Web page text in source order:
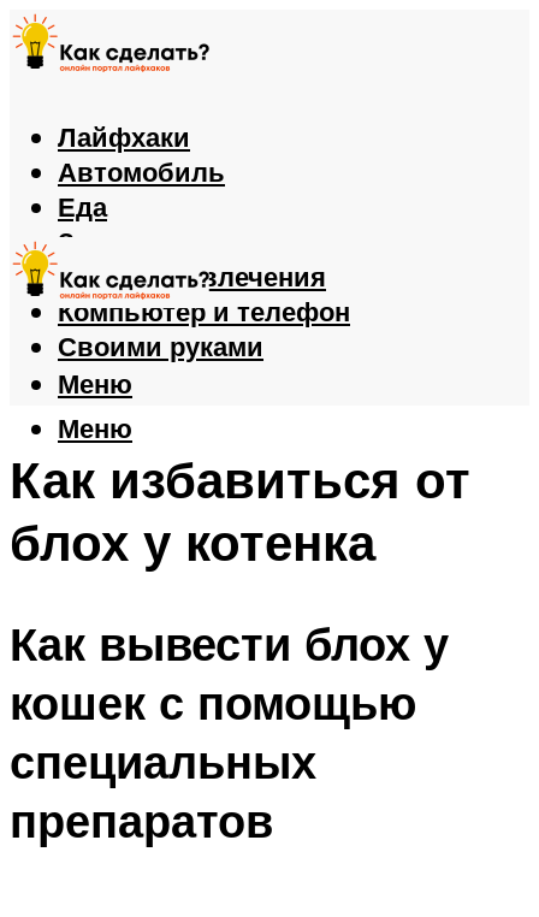
Лайфхаки
Автомобиль
Еда
Здоровье
Игры и развлечения
Компьютер и телефон
Своими руками
Меню
Меню
Как избавиться от
блох у котенка
Как вывести блох у
кошек с помощью
специальных
препаратов